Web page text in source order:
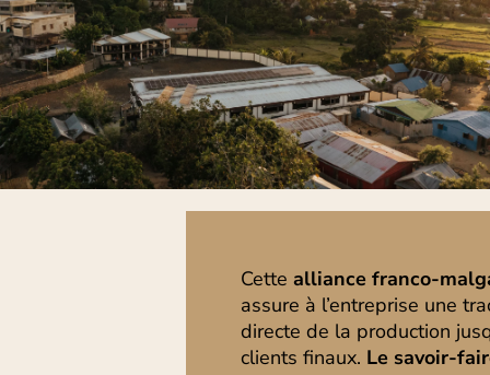
Cette alliance franco-
assure à l’entreprise une
directe de la production
clients finaux. Le savoir-